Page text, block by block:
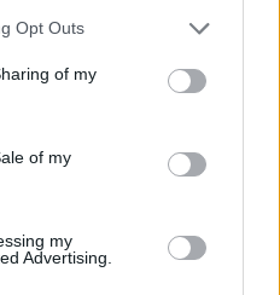
Opt Outs
of my
of my
my
Advertising.
και συγκέντρωσαν
τον στόχο κατά
τα 5.500
εκπληκτικούς
διάφορες πόλεις του
πρώην αθλητή